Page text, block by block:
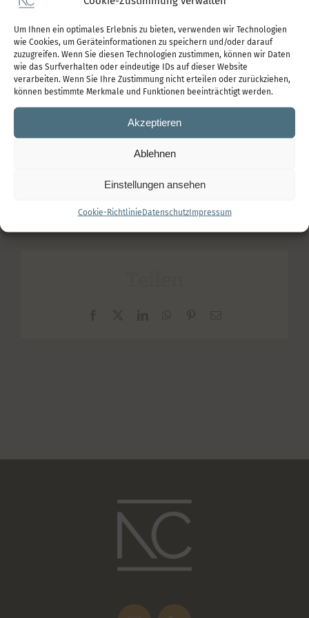
Um Ihnen ein optimales Erlebnis zu bieten, verwenden wir Technologien
wie Cookies, um Geräteinformationen zu speichern und/oder darauf
zuzugreifen. Wenn Sie diesen Technologien zustimmen, können wir Daten
wie das Surfverhalten oder eindeutige IDs auf dieser Website
verarbeiten. Wenn Sie Ihre Zustimmung nicht erteilen oder zurückziehen,
können bestimmte Merkmale und Funktionen beeinträchtigt werden.
Akzeptieren
Ablehnen
Einstellungen ansehen
Cookie-RichtlinieDatenschutzImpressum
Klischees und vorgefertigen Lösungen. Sie werden
merken, was bei Ihnen funktioniert. Wenn ein
Ansatz wirksam ist, verfolgen wir ihn weiter, wenn
er jedoch nicht passt, ziehen wir daraus
Schlussfolgerungen und suchen nach den guten
Gründen, warum Sie am bisherigen festhalten
möchten oder etwas anderes benötigen.